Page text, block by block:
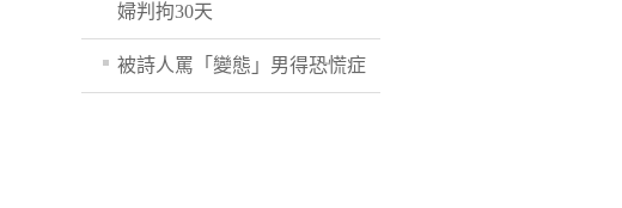
婦判拘30天
被詩人罵「變態」男得恐慌症